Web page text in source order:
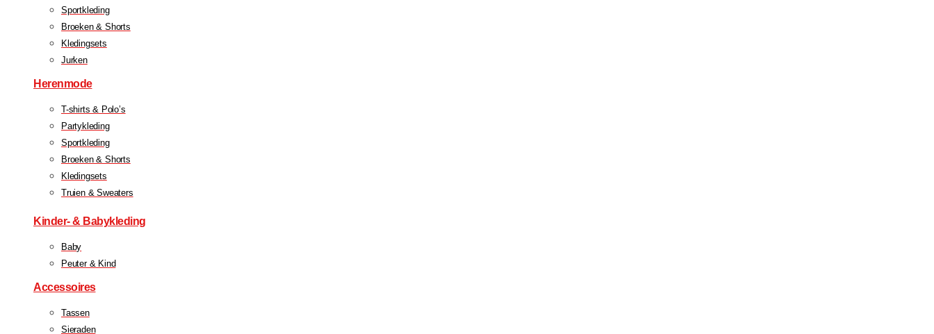
Sportkleding
Broeken & Shorts
Kledingsets
Jurken
Herenmode
T-shirts & Polo’s
Partykleding
Sportkleding
Broeken & Shorts
Kledingsets
Truien & Sweaters
Kinder- & Babykleding
Baby
Peuter & Kind
Accessoires
Tassen
Sieraden